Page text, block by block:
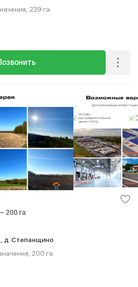
239 га.
200 га
д. Степанщино
200 га.